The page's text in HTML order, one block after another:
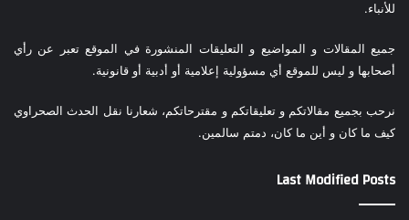
للأنباء.
جميع المقالات و المواضيع و التعليقات المنشورة في الموقع تعبر عن رأي
أصحابها و ليس للموقع أي مسؤولية إعلامية أو أدبية أو قانونية.
نرحب بجميع مقالاتكم و تعليقاتكم و مقترحاتكم، شعارنا نقل الحدث الصحراوي
كيف ما كان و أين ما كان، دمتم سالمين.
Last Modified Posts